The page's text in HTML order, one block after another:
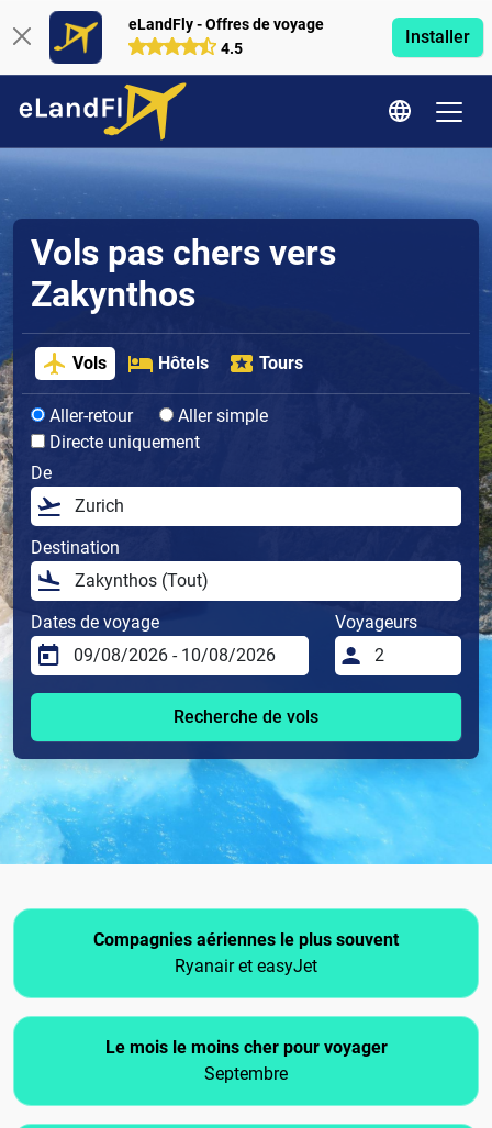
eLandFly - Offres de voyage
4.5
Installer
Vols pas chers vers
Zakynthos
Vols Hôtels Tours
Aller-retour
Aller simple
Directe uniquement
De
Destination
Dates de voyage Voyageurs
Recherche de vols
Compagnies aériennes le plus souvent
Ryanair et easyJet
Le mois le moins cher pour voyager
Septembre